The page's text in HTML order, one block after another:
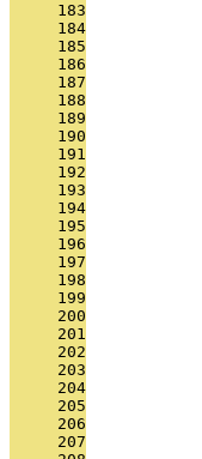
     183
     184
     185
     186
     187
     188
     189
     190
     191
     192
     193
     194
     195
     196
     197
     198
     199
     200
     201
     202
     203
     204
     205
     206
     207